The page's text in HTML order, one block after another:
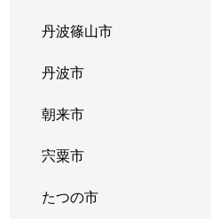
丹波篠山市
丹波市
朝来市
宍粟市
たつの市